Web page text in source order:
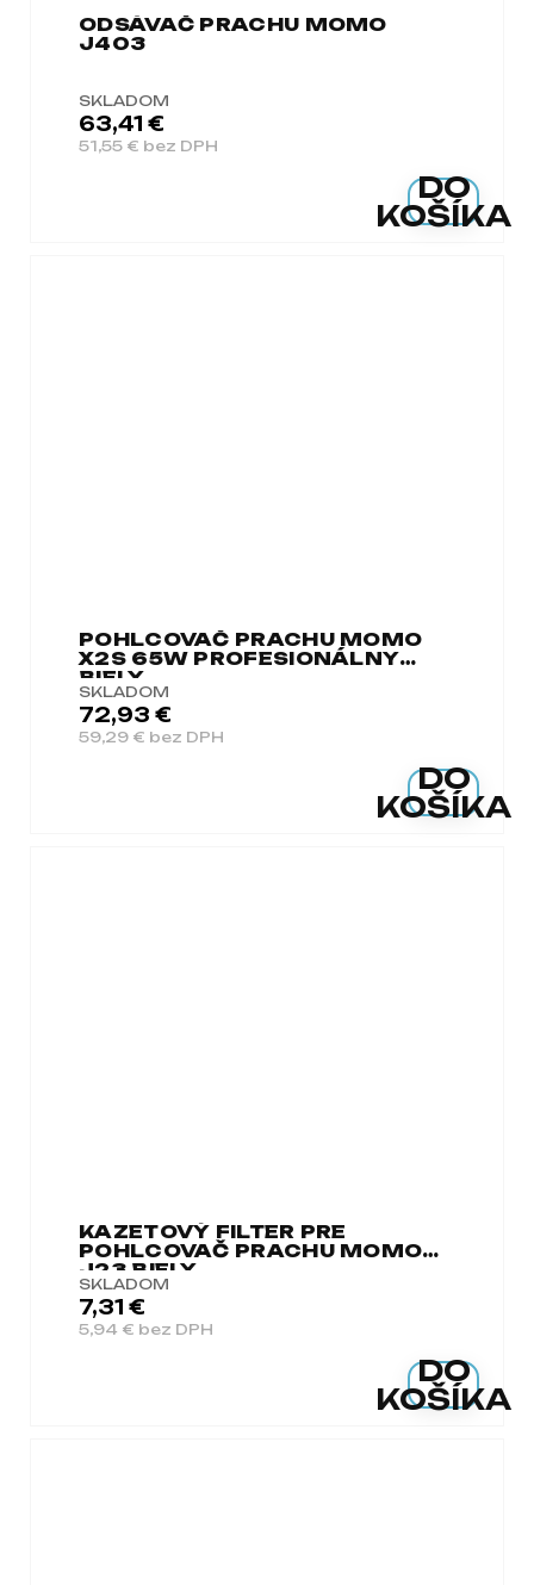
ODSÁVAČ PRACHU MOMO
J403
SKLADOM
51,55 € bez DPH
63,41 €
DO
KOŠÍKA
POHLCOVAČ PRACHU MOMO
X2S 65W PROFESIONÁLNY
BIELY
SKLADOM
59,29 € bez DPH
72,93 €
DO
KOŠÍKA
KAZETOVÝ FILTER PRE
POHLCOVAČ PRACHU MOMO
J23 BIELY
SKLADOM
5,94 € bez DPH
7,31 €
DO
KOŠÍKA